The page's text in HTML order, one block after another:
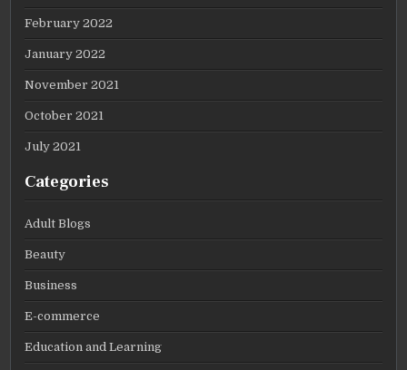
February 2022
January 2022
November 2021
October 2021
July 2021
Categories
Adult Blogs
Beauty
Business
E-commerce
Education and Learning